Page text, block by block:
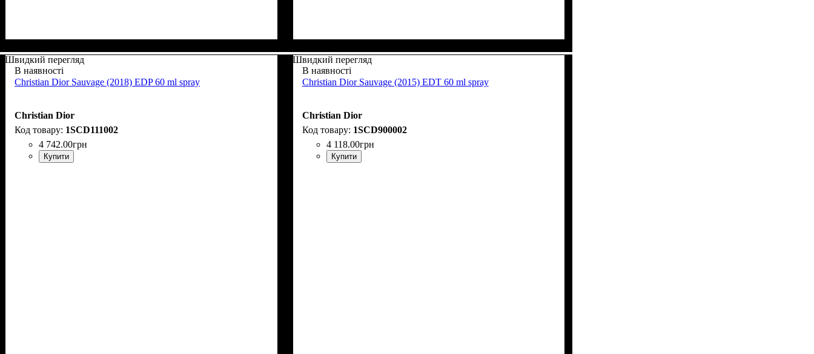
Швидкий перегляд
В наявності
Christian Dior Sauvage (2018) EDP 60 ml spray
Christian Dior
1SCD111002
4 742.00грн
Купити
Швидкий перегляд
В наявності
Christian Dior Sauvage (2015) EDT 60 ml spray
Christian Dior
1SCD900002
4 118.00грн
Купити